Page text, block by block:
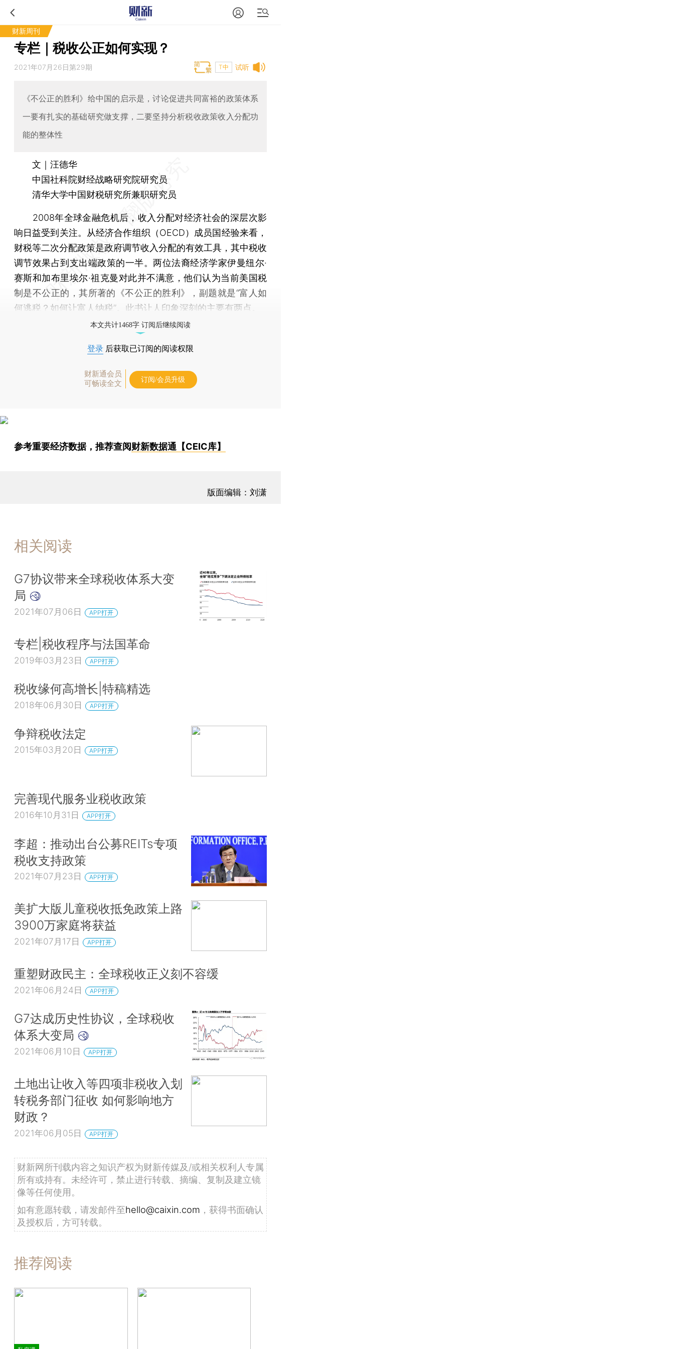
财新周刊
专栏｜税收公正如何实现？
试听
2021年07月26日第29期 T中
《不公正的胜利》给中国的启示是，讨论促进共同富裕的政策体系
一要有扎实的基础研究做支撑，二要坚持分析税收政策收入分配功
能的整体性
文｜汪德华
中国社科院财经战略研究院研究员
清华大学中国财税研究所兼职研究员
2008年全球金融危机后，收入分配对经济社会的深层次影
响日益受到关注。从经济合作组织（OECD）成员国经验来看，
财税等二次分配政策是政府调节收入分配的有效工具，其中税收
调节效果占到支出端政策的一半。两位法裔经济学家伊曼纽尔·
赛斯和加布里埃尔·祖克曼对此并不满意，他们认为当前美国税
制是不公正的，其所著的《不公正的胜利》，副题就是“富人如
何逃税？如何让富人纳税”。此书让人印象深刻的主要有两点。
本文共计1468字 订阅后继续阅读
登录 后获取已订阅的阅读权限
财新通会员
可畅读全文
订阅/会员升级
参考重要经济数据，推荐查阅财新数据通【CEIC库】
版面编辑：刘潇
相关阅读
G7协议带来全球税收体系大变
局
2021年07月06日 APP打开
专栏|税收程序与法国革命
2019年03月23日 APP打开
税收缘何高增长|特稿精选
2018年06月30日 APP打开
争辩税收法定
2015年03月20日 APP打开
完善现代服务业税收政策
2016年10月31日 APP打开
李超：推动出台公募REITs专项
税收支持政策
2021年07月23日 APP打开
美扩大版儿童税收抵免政策上路
3900万家庭将获益
2021年07月17日 APP打开
重塑财政民主：全球税收正义刻不容缓
2021年06月24日 APP打开
G7达成历史性协议，全球税收
体系大变局
2021年06月10日 APP打开
土地出让收入等四项非税收入划
转税务部门征收 如何影响地方
财政？
2021年06月05日 APP打开
财新网所刊载内容之知识产权为财新传媒及/或相关权利人专属
所有或持有。未经许可，禁止进行转载、摘编、复制及建立镜
像等任何使用。
如有意愿转载，请发邮件至hello@caixin.com ，获得书面确认
及授权后，方可转载。
推荐阅读